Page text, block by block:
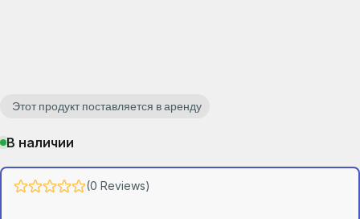
Этот продукт поставляется в аренду
В наличии
(0 Reviews)